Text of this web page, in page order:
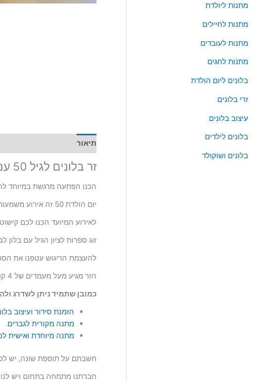
מתנות ליולדת
מתנות לחיילים
מתנות לעובדים
מתנות לחגים
בלונים ליום הולדת
זרי בלונים
עיצוב בלונים
בלונים לילדים
בלונים ושוקולד
תיאור
זר בלונים לגיל 50 עם אורות
הכנו הפתעה מרגשת במיוחד לחוגגים זר בלונים
יום הולדת 50 זה אירוע משמעותי ומרגש שיש לחגוג במיוחד בטוב טעם עם האוהבים שלכם.
לאירוע המיועד הכנו לכם
זוג ספרות לציון הגיל עם בלון
להעצמת הריגוש עטפנו את
הזר מגיע מעל מעמדים של 4 קומות מבלונים מרשימים ובעלי נוכחות ביחד עם הספרות הם כ- 1.4 גובה.
כמובן שתמיד ניתן לשדרג
הזמנת סידור ועיצוב
מתנה מקורית לגברים.
מתנה מיוחדת ואישית
חשבתם על תוספת שונה, יש לכם רעיון לזר
חברתנו מתמחה בתחום ויש לנו